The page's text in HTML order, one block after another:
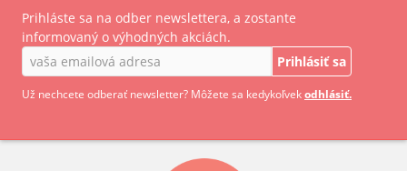
Prihláste sa na odber newslettera, a zostante
informovaný o výhodných akciách.
Prihlásiť sa
Už nechcete odberať newsletter? Môžete sa kedykoľvekodhlásiť.